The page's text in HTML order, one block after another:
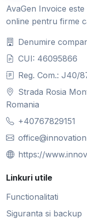
AvaGen Invoice
online pentru firme
Denumire
CUI: 46095866
Reg. Com.: J40/
Strada Rosia
Romania
+40767829151
https://
Linkuri utile
Functionalitati
Siguranta si backup